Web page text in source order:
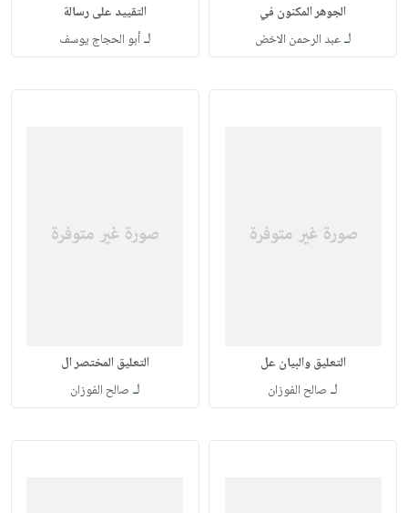
الجوهر المكنون في
لـعبد الرحمن الاخض
التقييد على رسالة
لـأبو الحجاج يوسف
التعليق والبيان عل
لـ صالح الفوزان
التعليق المختصر ال
لـ صالح الفوزان